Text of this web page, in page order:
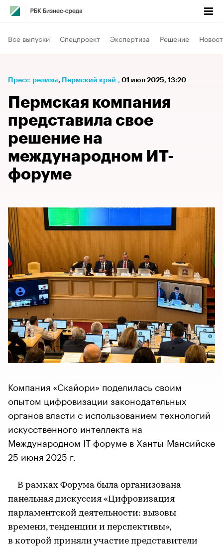
Все выпуски Спецпроект Экспертиза Решение
Пресс-релизы⁠, Пермский край , 01 июл 2025, 13:20
Пермская компания
представила свое
решение на
международном ИТ-
форуме
Компания «Скайори» поделилась своим
опытом цифровизации законодательных
органов власти с использованием технологий
искусственного интеллекта на
Международном IТ-форуме в Ханты-Мансийске
25 июня 2025 г.
В рамках Форума была организована
панельная дискуссия «Цифровизация
парламентской деятельности: вызовы
времени, тенденции и перспективы»,
в которой приняли участие представители